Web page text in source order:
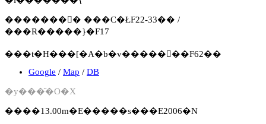
�������񍐏� ���C�ŁF22-33�� /
���R�����}�F17
���t�H���[�A�b�v�����񍐏��F62��
Google / Map / DB
�y���̑�O�X
����13.00m�E�����s���E2006�N